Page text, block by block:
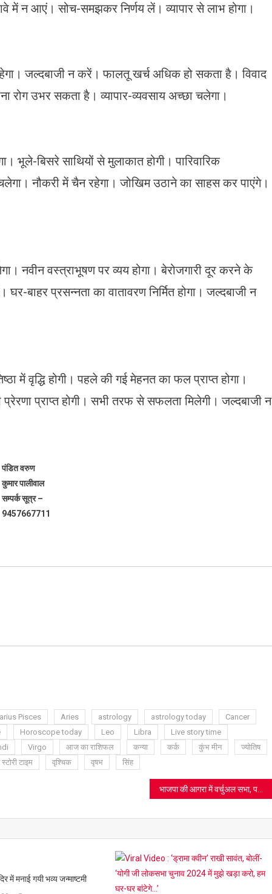
न आएं। सोच-समझकर निर्णय लें। व्यापार से लाभ होगा।
जल्दबाजी न करें। फालतू खर्च अधिक हो सकता है। विवाद
रोग उभर सकता है। व्यापार-व्यवसाय अच्छा चलेगा।
भूले-बिसरे साथियों से मुलाकात होगी। पारिवारिक
नौकरी में चैन रहेगा। जोखिम उठाने का साहस कर पाएंगे।
नवीन वस्त्राभूषण पर व्यय होगा। बेरोजगारी दूर करने के
बाहर प्रसन्नता का वातावरण निर्मित होगा। जल्दबाजी न
में वृद्धि होगी। पहले की गई मेहनत का फल प्राप्त होगा।
प्राप्त होगी। सभी तरफ से सफलता मिलेगी। जल्दबाजी न
पंडित वरुण
कुमार पालीवाल
सम्पर्क सूत्र –
9457667711
Pisces Aries astrology astrology today
Cancer
Horoscope today Leo Libra
Live story time
Virgo आज का राशिफल कन्या कर्क कुंभ मीन
ज्योतिष
टाइम वृश्चिक वृषभ सिंह
में मनाई गयी भव्य जन्माष्टमी